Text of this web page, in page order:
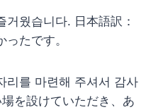
거웠습니다. 日本語訳：
たです。
리를 마련해 주셔서 감사
を設けていただき、あ